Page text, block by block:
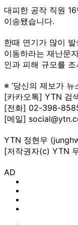
대피한 공작 직원
이송됐습니다.
한때 연기가 많이
이동하라는 재난문
인과 피해 규모를
※ ’당신의 제보가 뉴
[카카오톡] YTN 검
[전화] 02-398-
[메일]
YTN 정현우
[저작권자(c) YTN
AD